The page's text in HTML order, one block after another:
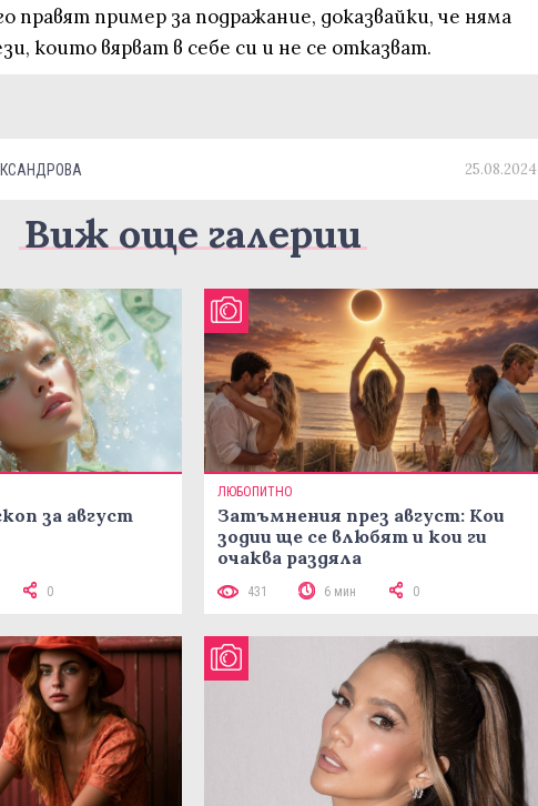
правят пример за подражание, доказвайки, че няма
които вярват в себе си и не се отказват.
25.08.2024
Виж още галерии
за август
0
ЛЮБОПИТНО
Затъмнения през август: Кои
зодии ще се влюбят и кои ги
очаква раздяла
431 6 мин 0